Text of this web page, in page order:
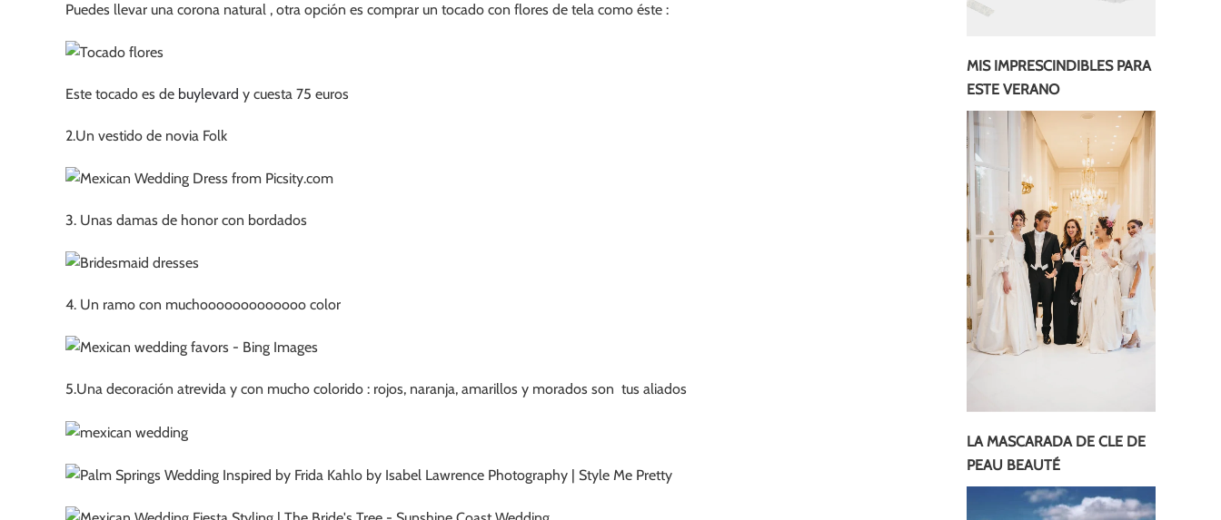
Puedes llevar una corona natural , otra opción es comprar un tocado con flores de tela como éste :
Este tocado es de buylevard y cuesta 75 euros
2.Un vestido de novia Folk
3. Unas damas de honor con bordados
4. Un ramo con muchooooooooooooo color
5.Una decoración atrevida y con mucho colorido : rojos, naranja, amarillos y morados son tus aliados
MIS IMPRESCINDIBLES PARA
ESTE VERANO
LA MASCARADA DE CLE DE
PEAU BEAUTÉ